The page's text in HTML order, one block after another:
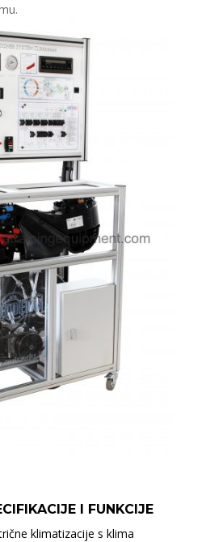
I FUNKCIJE
klimatizacije s klima